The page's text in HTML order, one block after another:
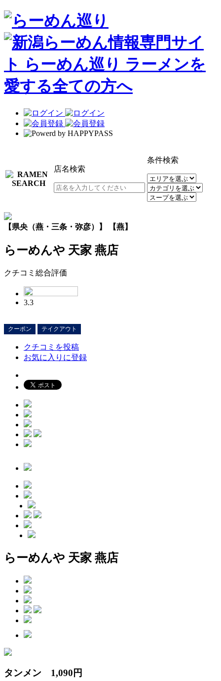
店名検索
条件検索
【県央（燕・三条・弥彦）】 【燕】
らーめんや 天家 燕店
クチコミ総合評価
3.3
クーポン テイクアウト
クチコミを投稿
お気に入りに登録
らーめんや 天家 燕店
タンメン 1,090円